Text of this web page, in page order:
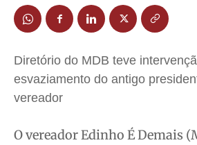
TV Século
Justiça
Educação
Segurança
Meio Ambiente
Cidades
TV Século
Justiça
Educação
Segurança
Meio Ambiente
Cidades
TV Século
Justiça
Educação
Segurança
Meio Ambiente
Cidades
TV Século
Justiça
Educação
Segurança
Meio Ambiente
Cidades
Diretório do MDB teve
esvaziamento do antigo
vereador
O vereador Edinho É Demais